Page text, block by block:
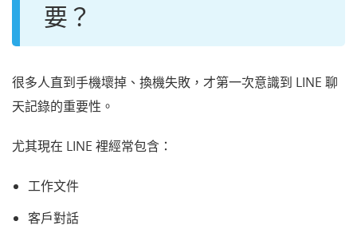
要？
很多人直到手機壞掉、換機失敗，才第一次意識到 LINE 聊
天記錄的重要性。
尤其現在 LINE 裡經常包含：
工作文件
客戶對話